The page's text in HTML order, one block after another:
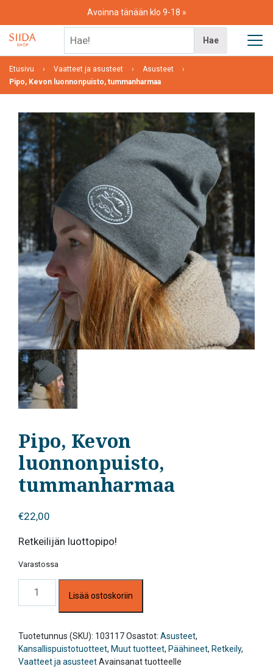
content
Avoinna tänään klo 9-18
Hae
Etusivu Vaatteet ja asusteet
Asusteet
Pipo, Kevon luonnonpuisto, tummanharmaa
Pipo, Kevon
luonnonpuisto,
tummanharmaa
€22,00
Retkeilijän luottopipo!
Varastossa
Kevon
luonnonpuisto,
määrä
Lisää ostoskoriin
Tuotetunnus (SKU): 103117Osastot: Asusteet,
Kansallispuistotuotteet, Muut tuotteet, Päähineet, Retkeily,
Vaatteet ja asusteetAvainsanat tuotteelle